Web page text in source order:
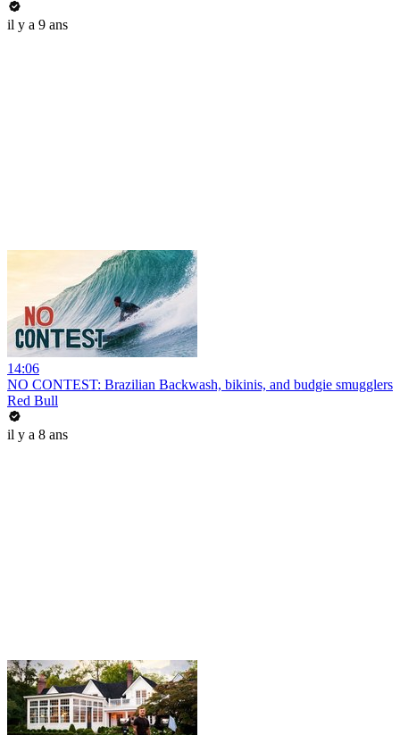
il y a 9 ans
14:06
NO CONTEST: Brazilian Backwash, bikinis, and budgie smugglers
Red Bull
il y a 8 ans